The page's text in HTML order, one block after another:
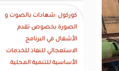
كوركول :شهادات بالصوت و
الصورة بخصوص تقدم
الأشغال في البرنامج
الاستعجالي للنفاذ للخدمات
الأساسية للتنمية المحلية.